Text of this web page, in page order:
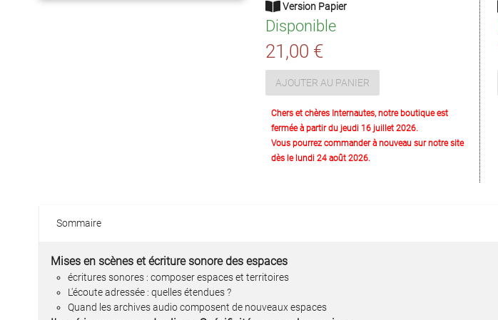
Version Papier
Disponible
21,00 €
AJOUTER AU PANIER
Chers et chères Internautes, notre boutique est
fermée à partir du jeudi 16 juillet 2026.
Vous pourrez commander à nouveau sur notre site
dès le lundi 24 août 2026.
Sommaire
Mises en scènes et écriture sonore des espaces
écritures sonores : composer espaces et territoires
L'écoute adressée : quelles étendues ?
Quand les archives audio composent de nouveaux espaces